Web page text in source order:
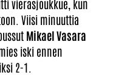
vierasjoukkue, kun
Viisi minuuttia
Mikael Vasara
iski ennen
2-1.